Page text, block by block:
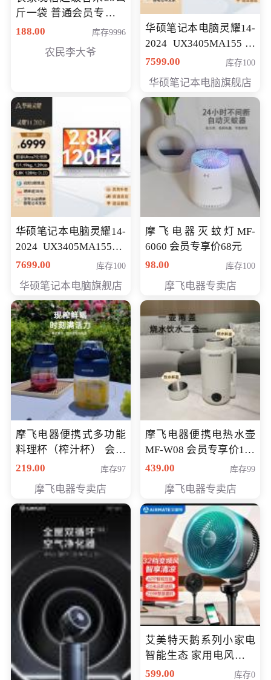
斤一袋 普通会员专享价
格178元
188.00 库存9996
农民李大爷
华硕笔记本电脑灵耀14-
2024 UX3405MA155冰
川银 oled 智慧轻薄本 会
7599.00 库存100
华硕笔记本电脑旗舰店
华硕笔记本电脑灵耀14-
2024 UX3405MA155夜
空蓝 oled 智慧轻薄本 会
7699.00 库存100
华硕笔记本电脑旗舰店
摩飞电器灭蚊灯MF-
6060 会员专享价68元
98.00
库存100
摩飞电器专卖店
摩飞电器便携式多功能
料理杯（榨汁杯） 会员
专享价118元
219.00 库存97
摩飞电器专卖店
摩飞电器便携电热水壶
MF-W08 会员专享价198
元
439.00 库存99
摩飞电器专卖店
艾美特天鹅系列小家电
智能生态 家用电风扇直
流变频节能轻音空气循
599.00 库存0